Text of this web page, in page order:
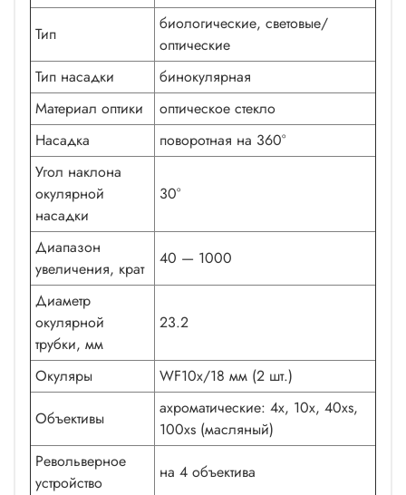
Тип
биологические, световые/
оптические
Тип насадки
бинокулярная
Материал оптики
оптическое стекло
Насадка
поворотная на 360°
Угол наклона
окулярной
насадки
30°
Диапазон
увеличения, крат
40 — 1000
Диаметр
окулярной
трубки, мм
23.2
Окуляры WF10x/18 мм (2 шт.)
Объективы
ахроматические: 4x, 10x, 40xs,
100xs (масляный)
Револьверное
устройство
на 4 объектива